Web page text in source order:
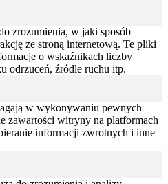
zrozumienia, w jaki sposób
ze stroną internetową. Te pliki
o wskaźnikach liczby
odrzuceń, źródle ruchu itp.
w wykonywaniu pewnych
zawartości witryny na platformach
informacji zwrotnych i inne